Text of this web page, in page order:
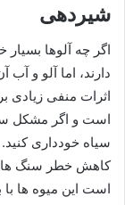
شیردهی
اگر چه آلوها
دارند، اما آلو و
اثرات منفی زیادی
است و اگر مشکل
سیاه خودداری
کاهش خطر سنگ
است این میوه ها با